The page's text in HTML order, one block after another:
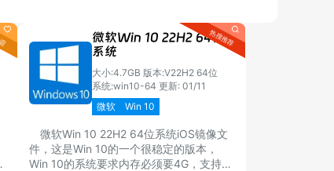
微软Win 10 22H2 64位
系统
大小:4.7GB 版本:V22H2 64位
系统:win10-64 更新: 01/11
微软
Win 10
微软Win 10 22H2 64位系统iOS镜像文
件，这是Win 10的一个很稳定的版本，
Win 10的系统要求内存必须要4G，支持